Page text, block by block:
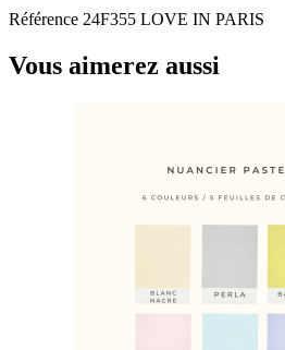
Référence 24F355 LOVE IN PARIS
Vous aimerez aussi